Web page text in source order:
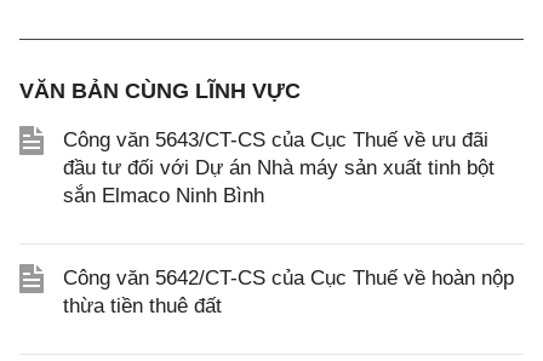
VĂN BẢN CÙNG LĨNH VỰC
Công văn 5643/CT-CS của Cục Thuế về ưu đãi
đầu tư đối với Dự án Nhà máy sản xuất tinh bột
sắn Elmaco Ninh Bình
Công văn 5642/CT-CS của Cục Thuế về hoàn nộp
thừa tiền thuê đất